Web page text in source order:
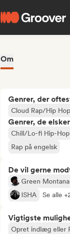
Om
Genrer, der
Cloud Rap/Hip Hop
Genrer, de elsker
Chill/Lo-fi Hip-Hop
Rap på engelsk
De vil gerne
Green Montana
ISHA
Se alle
Vigtigste
Opret indlæg eller